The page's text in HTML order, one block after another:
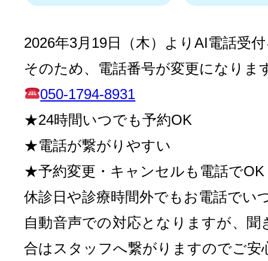
2026年3月19日（木）よりAI電話受
そのため、電話番号が変更になりま
050-1794-8931
★24時間いつでも予約OK
★電話が繋がりやすい
★予約変更・キャンセルも電話でOK
休診日や診療時間外でもお電話でい
自動音声での対応となりますが、
合はスタッフへ繋がりますのでご安